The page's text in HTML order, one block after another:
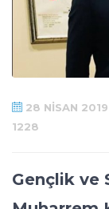
28 NISAN
1228
Gençlik ve